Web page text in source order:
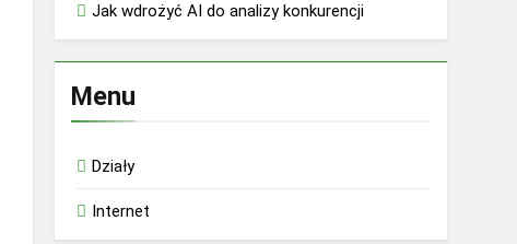
Jak wdrożyć AI do analizy konkurencji
Menu
Działy
Internet